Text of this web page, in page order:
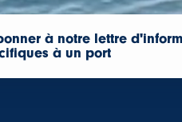
à notre lettre
à un port